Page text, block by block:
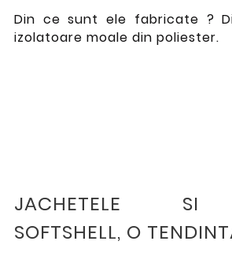
Din ce sunt ele fabricate ?
izolatoare moale din poliester.
JACHETELE SI
SOFTSHELL, O